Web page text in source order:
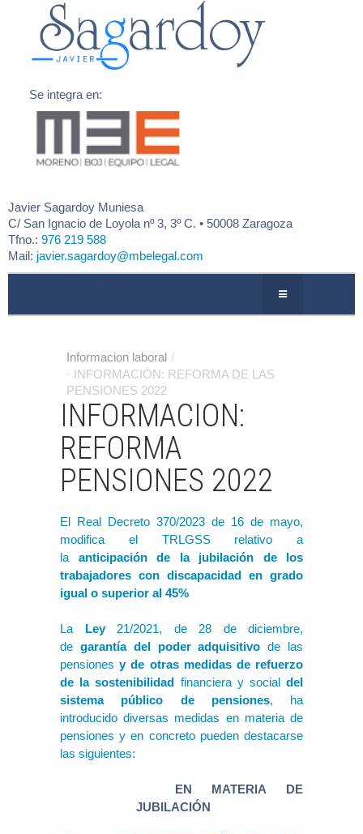
Se integra en:
Javier Sagardoy Muniesa
C/ San Ignacio de Loyola nº 3, 3º C. • 50008 Zaragoza
Tfno.: 976 219 588
Mail: javier.sagardoy@mbelegal.com
LEGISLACIÓN
BLOG ACTUALIDAD JURÍDICA
INFORMACION LABORAL
LOGIN
Informacion laboral /
· INFORMACIÓN: REFORMA DE LAS
PENSIONES 2022
INFORMACION:
REFORMA
PENSIONES 2022
El Real Decreto 370/2023 de 16 de mayo,
modifica el TRLGSS relativo a
la anticipación de la jubilación de los
trabajadores con discapacidad en grado
igual o superior al 45%
La Ley 21/2021, de 28 de diciembre,
de garantía del poder adquisitivo de las
pensionesy de otras medidas de refuerzo
de la sostenibilidad financiera y socialdel
sistema público de pensiones, ha
introducido diversas medidas en materia de
pensiones y en concreto pueden destacarse
las siguientes:
EN MATERIA DE
JUBILACIÓN